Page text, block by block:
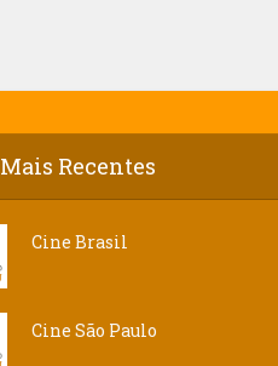
Mais Recentes
Cine Brasil
Cine São Paulo